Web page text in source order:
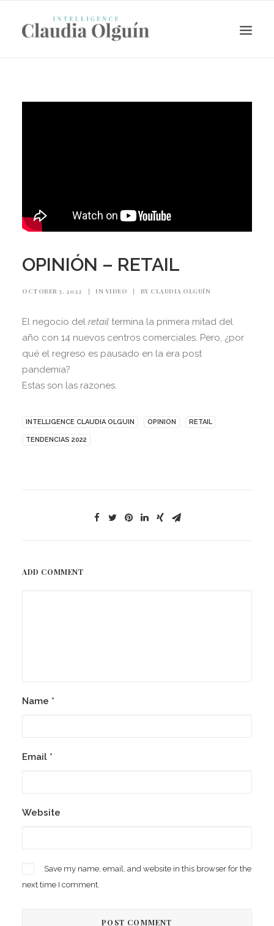
Search
OPINIÓN – RETAIL
OCTOBER 5, 2022 | IN VIDEO | BY CLAUDIA OLGUÍN
El negocio del retail termina la primera mitad del
año con 14 nuevos centros comerciales. Pero, ¿por
qué el regreso es pausado en la era post
pandemia?
Estas son las razones.
INTELLIGENCE CLAUDIA OLGUIN OPINION RETAIL
TENDENCIAS 2022
ADD COMMENT
Name *
Email *
Website
Save my name, email, and website in this browser for the
next time I comment.